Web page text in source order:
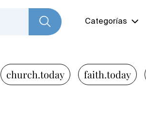
Categorías
church.today faith.today